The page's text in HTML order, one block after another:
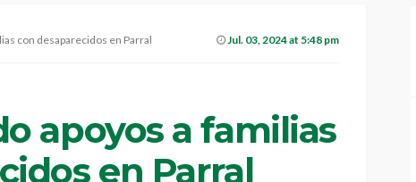
con desaparecidos en Parral Jul. 03, 2024 at 5:48 pm
apoyos a familias
en Parral